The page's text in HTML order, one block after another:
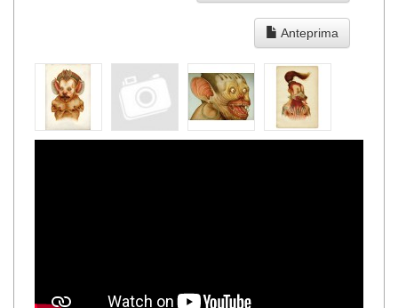
Anteprima